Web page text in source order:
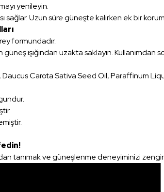
yenileyin.
sağlar. Uzun süre güneşte kalırken ek bir
formundadır.
ışığından uzakta saklayın. Kullanımdan
Carota Sativa Seed Oil, Paraffinum
tanımak ve güneşlenme deneyiminizi